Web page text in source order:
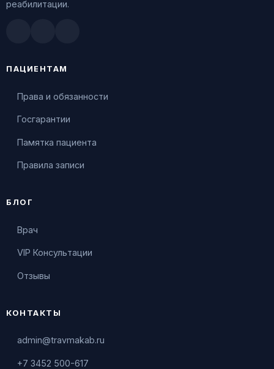
реабилитации.
ПАЦИЕНТАМ
Права и обязанности
Госгарантии
Памятка пациента
Правила записи
БЛОГ
Врач
VIP Консультации
Отзывы
КОНТАКТЫ
admin@travmakab.ru
+7 3452 500-617